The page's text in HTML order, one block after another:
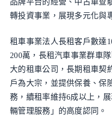
轉投資事業，展現多元化與
租車事業法人長租客戶數達
200萬，長租汽車事業群車
大的租車公司，長期租車契
戶為大宗，並提供保養、保
務，續租率維持6成以上，
輛管理服務」的高度認同。